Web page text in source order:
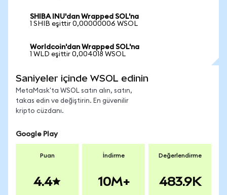
SHIBA INU'dan Wrapped SOL'na
1 SHIB eşittir 0,00000006 WSOL
Worldcoin'dan Wrapped SOL'na
1 WLD eşittir 0,004018 WSOL
Saniyeler içinde WSOL edinin
MetaMask'ta WSOL satın alın, satın,
takas edin ve değiştirin. En güvenilir
kripto cüzdanı.
Google Play
Puan
4.4
İndirme
10M+
Değerlendirme
483.9K